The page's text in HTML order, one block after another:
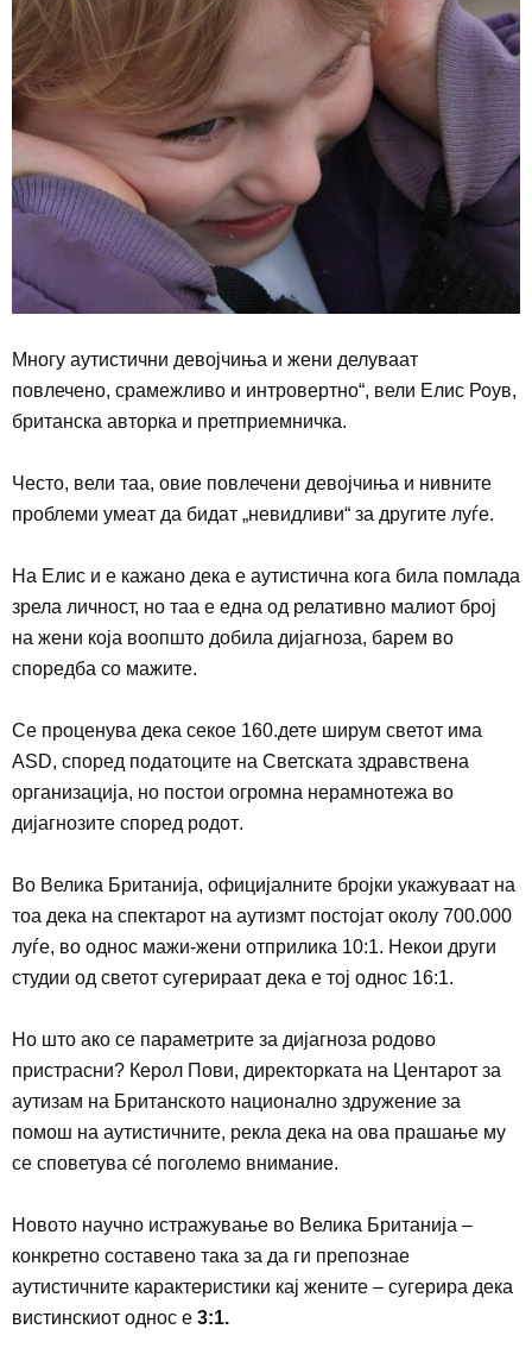
Многу аутистични девојчиња и жени делуваат
повлечено, срамежливо и интровертно“, вели Елис Роув,
британска авторка и претприемничка.
Често, вели таа, овие повлечени девојчиња и нивните
проблеми умеат да бидат „невидливи“ за другите луѓе.
На Елис и е кажано дека е аутистична кога била помлада
зрела личност, но таа е една од релативно малиот број
на жени која воопшто добила дијагноза, барем во
споредба со мажите.
Се проценува дека секое 160.дете ширум светот има
ASD, според податоците на Светската здравствена
организација, но постои огромна нерамнотежа во
дијагнозите според родот.
Во Велика Британија, официјалните бројки укажуваат на
тоа дека на спектарот на аутизмт постојат околу 700.000
луѓе, во однос мажи-жени отприлика 10:1. Некои други
студии од светот сугерираат дека е тој однос 16:1.
Но што ако се параметрите за дијагноза родово
пристрасни? Керол Пови, директорката на Центарот за
аутизам на Британското национално здружение за
помош на аутистичните, рекла дека на ова прашање му
се споветува сé поголемо внимание.
Новото научно истражување во Велика Британија –
конкретно составено така за да ги препознае
аутистичните карактеристики кај жените – сугерира дека
вистинскиот однос е 3:1.